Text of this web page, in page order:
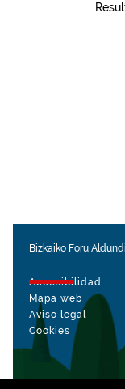
Bizkaiko Foru
Accesibilidad
Mapa web
Aviso legal
Cookies